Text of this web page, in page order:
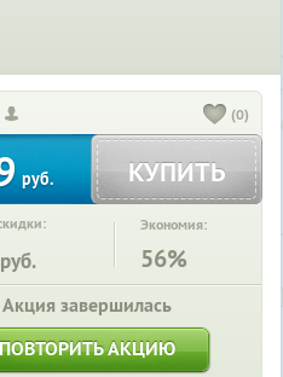
(0)
руб. КУПИТЬ
руб.
Экономия:
56%
Акция завершилась
ПОВТОРИТЬ АКЦИЮ